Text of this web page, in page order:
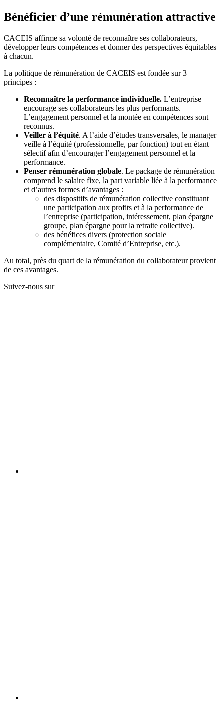
Bénéficier d’une rémunération attractive
CACEIS affirme sa volonté de reconnaître ses collaborateurs,
développer leurs compétences et donner des perspectives équitables
à chacun.
La politique de rémunération de CACEIS est fondée sur 3
principes :
Reconnaître la performance individuelle. L’entreprise
encourage ses collaborateurs les plus performants.
L’engagement personnel et la montée en compétences sont
reconnus.
Veiller à l’équité. A l’aide d’études transversales, le manager
veille à l’équité (professionnelle, par fonction) tout en étant
sélectif afin d’encourager l’engagement personnel et la
performance.
Penser rémunération globale. Le package de rémunération
comprend le salaire fixe, la part variable liée à la performance
et d’autres formes d’avantages :
des dispositifs de rémunération collective constituant
une participation aux profits et à la performance de
l’entreprise (participation, intéressement, plan épargne
groupe, plan épargne pour la retraite collective).
des bénéfices divers (protection sociale
complémentaire, Comité d’Entreprise, etc.).
Au total, près du quart de la rémunération du collaborateur provient
de ces avantages.
Suivez-nous sur